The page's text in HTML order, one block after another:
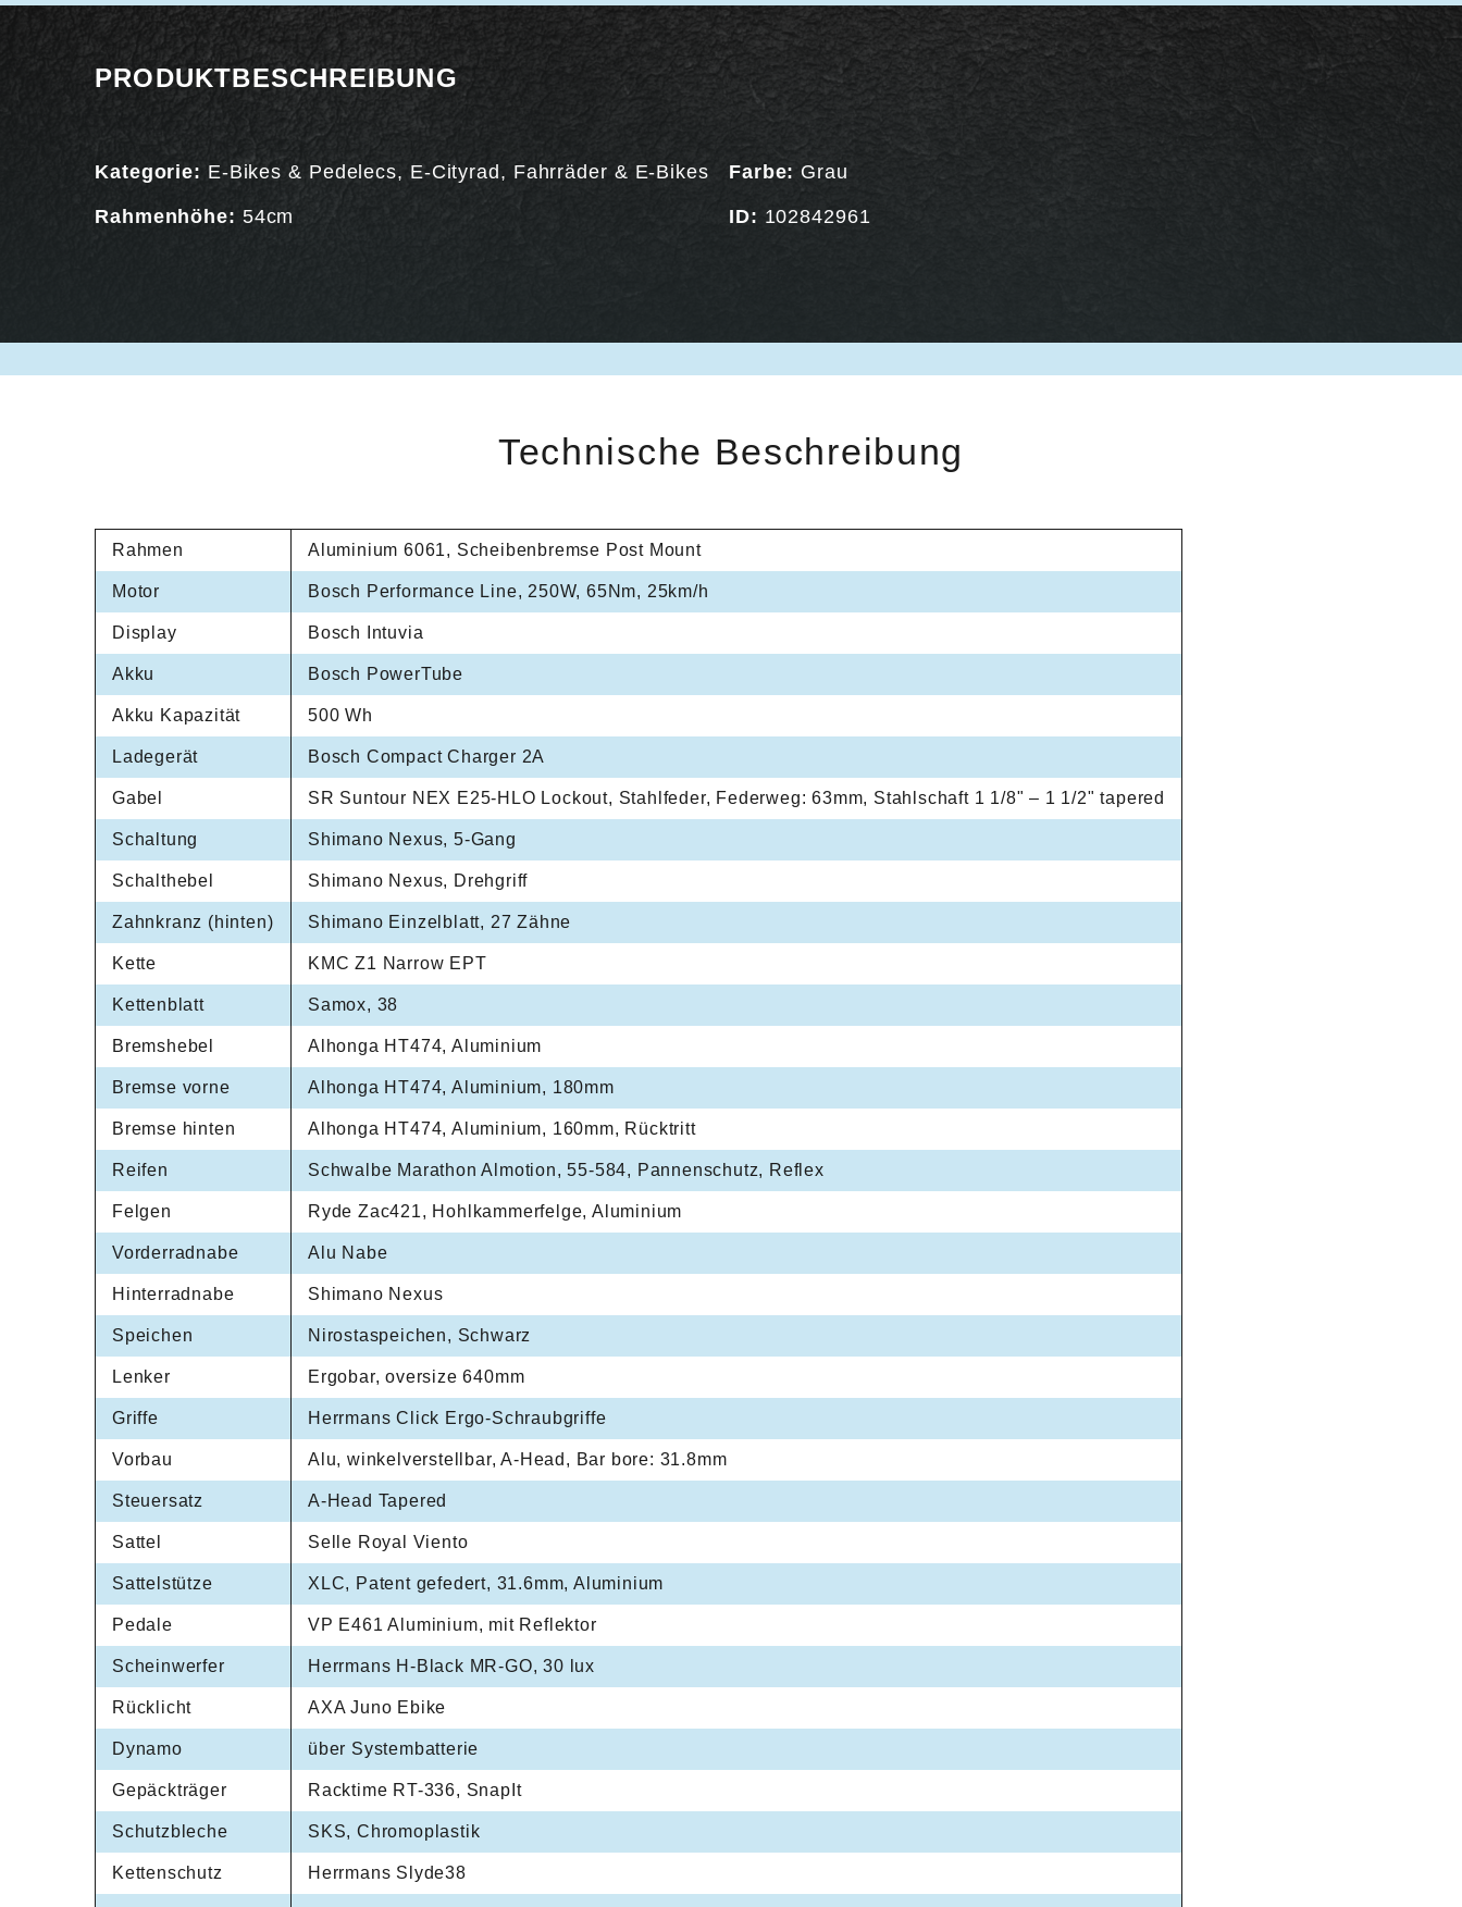
PRODUKTBESCHREIBUNG
Kategorie: E-Bikes & Pedelecs, E-Cityrad , Fahrräder & E-Bikes
Rahmenhöhe: 54cm
Farbe: Grau
ID: 102842961
Technische Beschreibung
Rahmen Aluminium 6061, Scheibenbremse Post Mount
Motor Bosch Performance Line, 250W, 65Nm, 25km/h
Display Bosch Intuvia
Akku Bosch PowerTube
Akku Kapazität 500 Wh
Ladegerät Bosch Compact Charger 2A
Gabel SR Suntour NEX E25-HLO Lockout, Stahlfeder, Federweg: 63mm, Stahlschaft 1 1/8" – 1 1/2" tapered
Schaltung Shimano Nexus, 5-Gang
Schalthebel Shimano Nexus, Drehgriff
Zahnkranz (hinten) Shimano Einzelblatt, 27 Zähne
Kette KMC Z1 Narrow EPT
Kettenblatt Samox, 38
Bremshebel Alhonga HT474, Aluminium
Bremse vorne Alhonga HT474, Aluminium, 180mm
Bremse hinten Alhonga HT474, Aluminium, 160mm, Rücktritt
Reifen Schwalbe Marathon Almotion, 55-584, Pannenschutz, Reflex
Felgen Ryde Zac421, Hohlkammerfelge, Aluminium
Vorderradnabe Alu Nabe
Hinterradnabe Shimano Nexus
Speichen Nirostaspeichen, Schwarz
Lenker Ergobar, oversize 640mm
Griffe Herrmans Click Ergo-Schraubgriffe
Vorbau Alu, winkelverstellbar, A-Head, Bar bore: 31.8mm
Steuersatz A-Head Tapered
Sattel Selle Royal Viento
Sattelstütze XLC, Patent gefedert, 31.6mm, Aluminium
Pedale VP E461 Aluminium, mit Reflektor
Scheinwerfer Herrmans H-Black MR-GO, 30 lux
Rücklicht AXA Juno Ebike
Dynamo über Systembatterie
Gepäckträger Racktime RT-336, SnapIt
Schutzbleche SKS, Chromoplastik
Kettenschutz Herrmans Slyde38